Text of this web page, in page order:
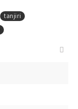
tanjiri